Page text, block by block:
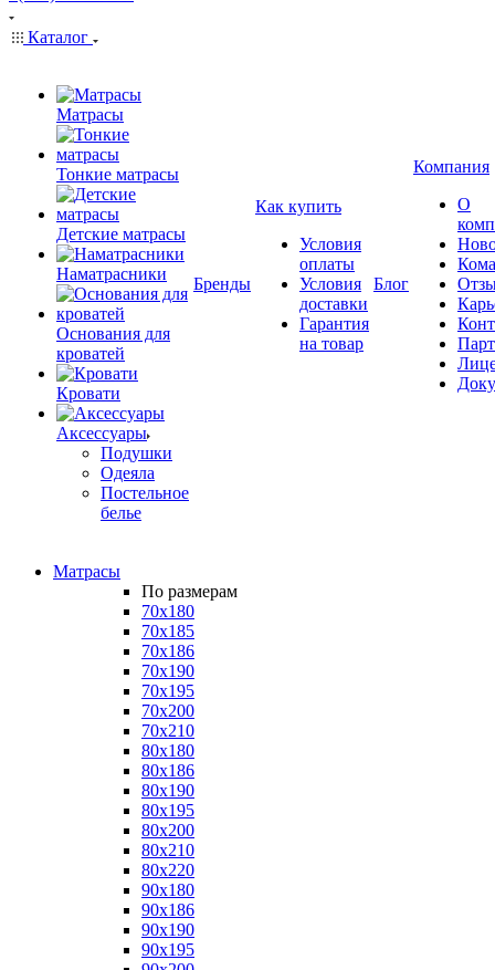
Каталог
Матрасы
Тонкие матрасы
Детские матрасы
Наматрасники
Основания для
кроватей
Кровати
Аксессуары
Подушки
Одеяла
Постельное
белье
Бренды
Как купить
Условия
оплаты
Условия
доставки
Гарантия
на товар
Блог
Компания
О
Матрасы
По размерам
70x180
70x185
70x186
70x190
70x195
70x200
70x210
80x180
80x186
80x190
80x195
80x200
80x210
80x220
90x180
90x186
90x190
90x195